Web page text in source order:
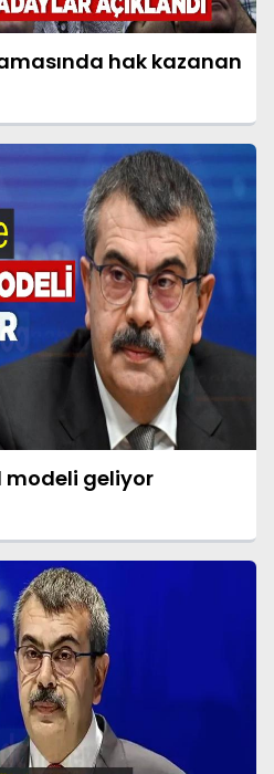
hak kazanan
modeli geliyor